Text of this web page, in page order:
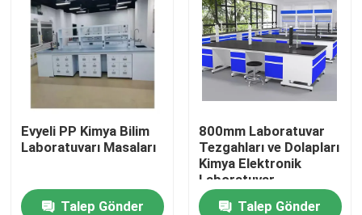
Kalite kontrol
Bize Ulaşın
vakalar
Modern Laboratuvar Mobilyaları
Evyeli PP Kimya Bilim
Laboratuvarı Masaları
Talep Gönder
800mm Laboratuvar
Tezgahları ve Dolapları
Kimya Elektronik
Laboratuvar
Mobilyaları
Talep Gönder